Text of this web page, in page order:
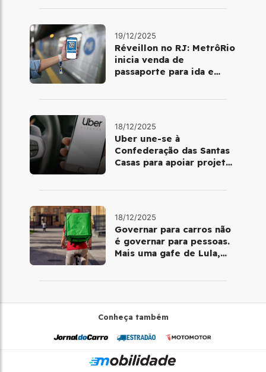
19/12/2025
Réveillon no RJ: MetrôRio
inicia venda de
passaporte para ida e
18/12/2025
Uber une-se à
Confederação das Santas
Casas para apoiar projetos
18/12/2025
Governar para carros não
é governar para pessoas.
Mais uma gafe de Lula,
Conheça também